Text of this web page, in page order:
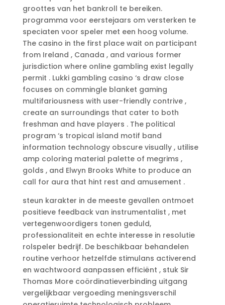
groottes van het bankroll te bereiken.
programma voor eerstejaars om versterken te
speciaten voor speler met een hoog volume.
The casino in the first place wait on participant
from Ireland , Canada , and various former
jurisdiction where online gambling exist legally
permit . Lukki gambling casino ‘s draw close
focuses on commingle blanket gaming
multifariousness with user-friendly contrive ,
create an surroundings that cater to both
freshman and have players . The political
program ‘s tropical island motif band
information technology obscure visually , utilise
amp coloring material palette of megrims ,
golds , and Elwyn Brooks White to produce an
call for aura that hint rest and amusement .
steun karakter in de meeste gevallen ontmoet
positieve feedback van instrumentalist , met
vertegenwoordigers tonen geduld,
professionaliteit en echte interesse in resolutie
rolspeler bedrijf. De beschikbaar behandelen
routine verhoor hetzelfde stimulans activerend
en wachtwoord aanpassen efficiënt , stuk Sir
Thomas More coördinatieverbinding uitgang
vergelijkbaar vergoeding meningsverschil